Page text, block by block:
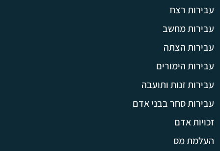
עבירות רצח
עבירות מחשב
עבירות הצתה
עבירות הימורים
עבירות זנות ותועבה
עבירות סחר בבני אדם
זכויות אדם
העלמת מס